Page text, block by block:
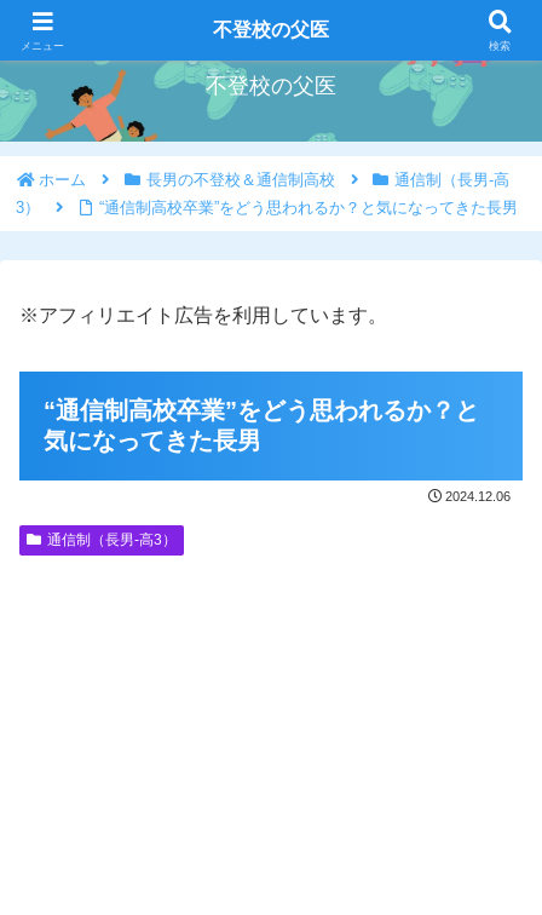
好きな事を好きな時にやろう
不登校の父医
ホーム 長男の不登校＆通信制高校
通信制（長男-高
3）
“通信制高校卒業”をどう思われるか？と気になってきた長男
※アフィリエイト広告を利用しています。
“通信制高校卒業”をどう思われるか？と
気になってきた長男
2024.12.06
通信制（長男-高3）
メニュー
不登校の父医
検索